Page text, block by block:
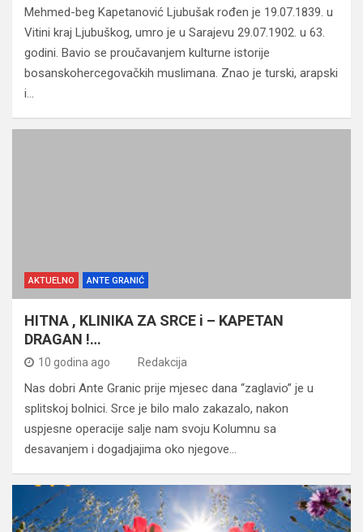
Mehmed-beg Kapetanović Ljubušak rođen je 19.07.1839. u
Vitini kraj Ljubuškog, umro je u Sarajevu 29.07.1902. u 63.
godini. Bavio se proučavanjem kulturne istorije
bosanskohercegovačkih muslimana. Znao je turski, arapski
i…
AKTUELNO ANTE GRANIĆ
HITNA , KLINIKA ZA SRCE i – KAPETAN
DRAGAN !…
10 godina ago Redakcija
Nas dobri Ante Granic prije mjesec dana “zaglavio” je u
splitskoj bolnici. Srce je bilo malo zakazalo, nakon
uspjesne operacije salje nam svoju Kolumnu sa
desavanjem i dogadjajima oko njegove…